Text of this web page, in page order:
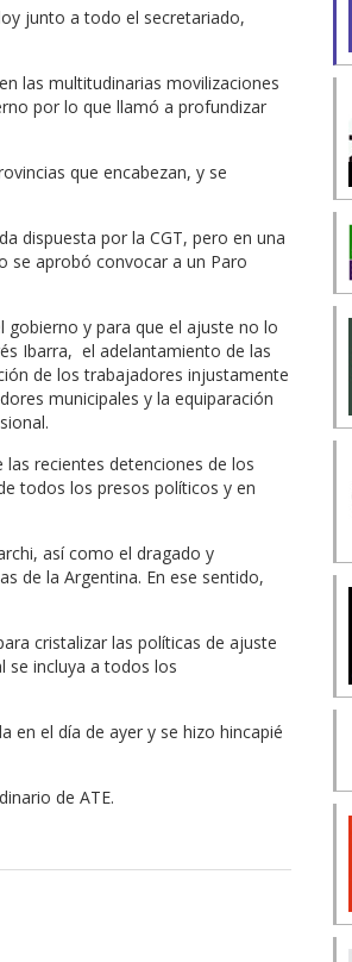
junto a todo el secretariado,
las multitudinarias movilizaciones
por lo que llamó a profundizar
que encabezan, y se
dispuesta por la CGT, pero en una
se aprobó convocar a un Paro
gobierno y para que el ajuste no lo
Ibarra, el adelantamiento de las
de los trabajadores injustamente
municipales y la equiparación
recientes detenciones de los
todos los presos políticos y en
así como el dragado y
de la Argentina. En ese sentido,
cristalizar las políticas de ajuste
se incluya a todos los
en el día de ayer y se hizo hincapié
de ATE.